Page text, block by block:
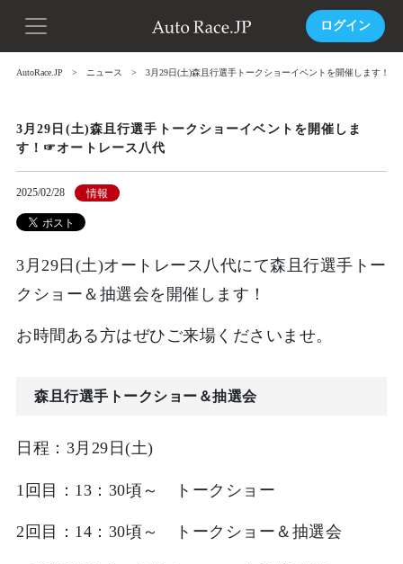
ログイン
AutoRace.JP ニュース 3月29日(土)森且行選手トークショーイベントを開催します！☞
3月29日(土)森且行選手トークショーイベントを開催しま
す！☞オートレース八代
2025/02/28 情報
3月29日(土)オートレース八代にて森且行選手トー
クショー＆抽選会を開催します！
お時間ある方はぜひご来場くださいませ。
森且行選手トークショー＆抽選会
日程：3月29日(土)
1回目：13：30頃～ トークショー
2回目：14：30頃～ トークショー＆抽選会